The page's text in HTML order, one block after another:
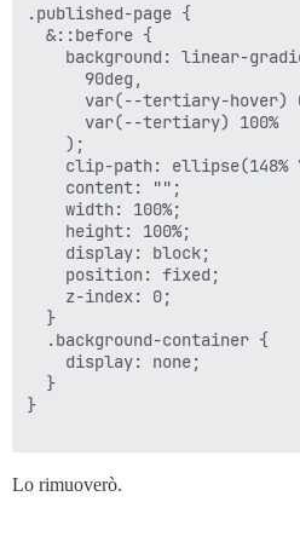
.published-page {
  &::before {
background: linear-
      90deg,
var(--tertiary-hover)
      var(--tertiary) 100%
    );
clip-path: ellipse(148%
    content: "";
    width: 100%;
    height: 100%;
    display: block;
    position: fixed;
    z-index: 0;
  }
  .background-container {
    display: none;
  }
}
Lo rimuoverò.